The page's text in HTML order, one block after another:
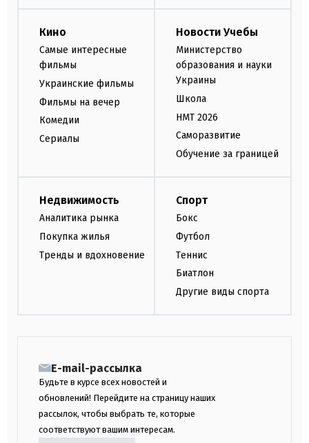
Кино
Самые интересные
фильмы
Украинские фильмы
Фильмы на вечер
Комедии
Сериалы
Новости Учебы
Министерство
образования и науки
Украины
Школа
НМТ 2026
Саморазвитие
Обучение за границей
Недвижимость
Аналитика рынка
Покупка жилья
Тренды и вдохновение
Спорт
Бокс
Футбол
Теннис
Биатлон
Другие виды спорта
E-mail-рассылка
Будьте в курсе всех новостей и
обновлений! Перейдите на страницу наших
рассылок, чтобы выбрать те, которые
соответствуют вашим интересам.